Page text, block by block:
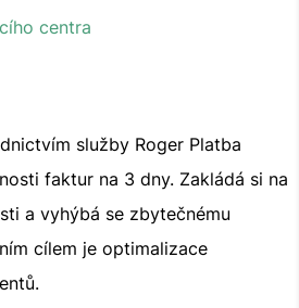
centra
služby Roger Platba
faktur na 3 dny. Zakládá si na
a vyhýbá se zbytečnému
cílem je optimalizace